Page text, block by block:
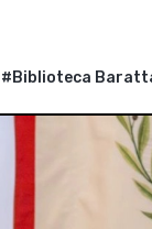
#Biblioteca